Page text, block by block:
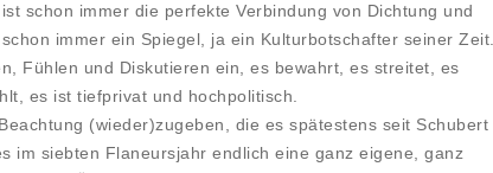
schon immer die perfekte Verbindung von Dichtung und
immer ein Spiegel, ja ein Kulturbotschafter seiner Zeit.
Fühlen und Diskutieren ein, es bewahrt, es streitet, es
es ist tiefprivat und hochpolitisch.
(wieder)zugeben, die es spätestens seit Schubert
im siebten Flaneursjahr endlich eine ganz eigene, ganz